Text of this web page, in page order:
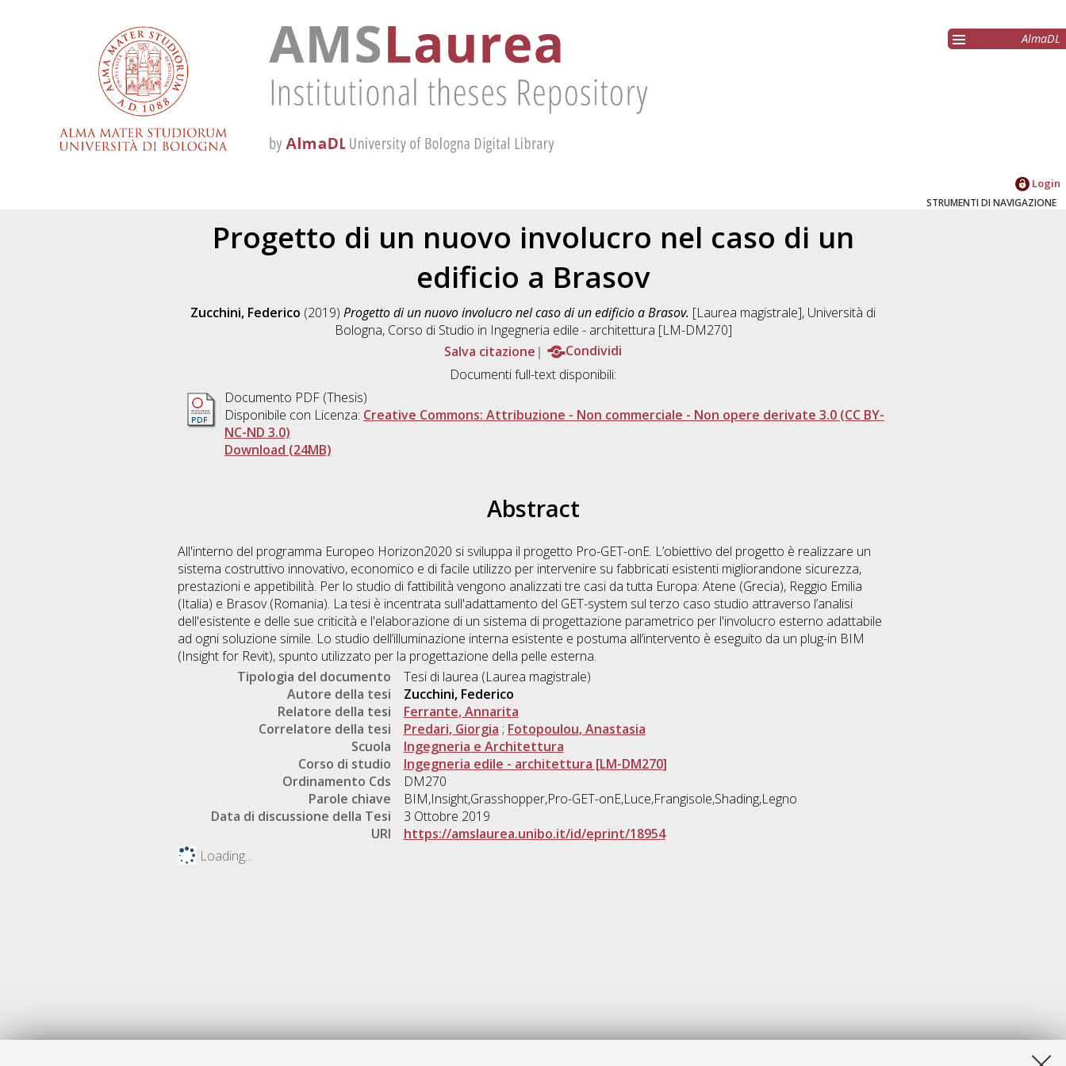
AlmaDL
Login
STRUMENTI DI NAVIGAZIONE
Progetto di un nuovo involucro nel caso di un
edificio a Brasov
Zucchini, Federico (2019) Progetto di un nuovo involucro nel caso di un edificio a Brasov. [Laurea magistrale], Università di
Bologna, Corso di Studio in Ingegneria edile - architettura [LM-DM270]
Salva citazione
Condividi
Documenti full-text disponibili:
Documento PDF (Thesis)
Disponibile con Licenza: Creative Commons: Attribuzione - Non commerciale - Non opere derivate 3.0 (CC BY-
NC-ND 3.0)
Download (24MB)
Abstract
All'interno del programma Europeo Horizon2020 si sviluppa il progetto Pro-GET-onE. L’obiettivo del progetto è realizzare un
sistema costruttivo innovativo, economico e di facile utilizzo per intervenire su fabbricati esistenti migliorandone sicurezza,
prestazioni e appetibilità. Per lo studio di fattibilità vengono analizzati tre casi da tutta Europa: Atene (Grecia), Reggio Emilia
(Italia) e Brasov (Romania). La tesi è incentrata sull'adattamento del GET-system sul terzo caso studio attraverso l’analisi
dell'esistente e delle sue criticità e l'elaborazione di un sistema di progettazione parametrico per l'involucro esterno adattabile
ad ogni soluzione simile. Lo studio dell’illuminazione interna esistente e postuma all’intervento è eseguito da un plug-in BIM
(Insight for Revit), spunto utilizzato per la progettazione della pelle esterna.
Tipologia del documento
Tesi di laurea (Laurea magistrale)
Autore della tesi
Zucchini, Federico
Relatore della tesi
Ferrante, Annarita
Correlatore della tesi
Predari, Giorgia ; Fotopoulou, Anastasia
Scuola
Ingegneria e Architettura
Corso di studio
Ingegneria edile - architettura [LM-DM270]
Ordinamento Cds
DM270
Parole chiave
BIM,Insight,Grasshopper,Pro-GET-onE,Luce,Frangisole,Shading,Legno
Data di discussione della Tesi
3 Ottobre 2019
URI
https://amslaurea.unibo.it/id/eprint/18954
Loading...